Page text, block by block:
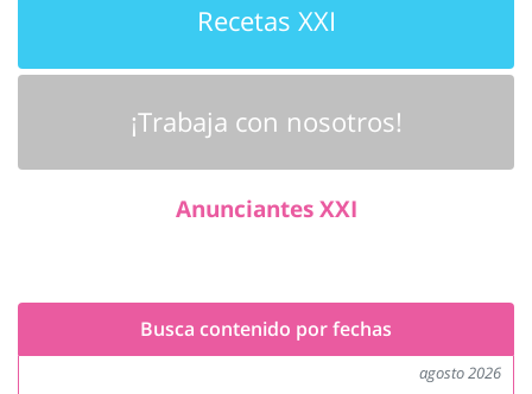
Recetas XXI
¡Trabaja con nosotros!
Anunciantes XXI
Busca contenido por fechas
agosto 2026